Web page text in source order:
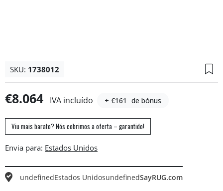
SKU: 1738012
€8.064 IVA incluído + €161 de bónus
Viu mais barato? Nós cobrimos a oferta – garantido!
Envia para:
undefinedEstados UnidosundefinedSayRUG.com